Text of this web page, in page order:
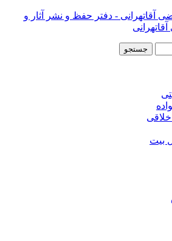
آقاتهرانی - دفتر حفظ و نشر آثار و
بیت